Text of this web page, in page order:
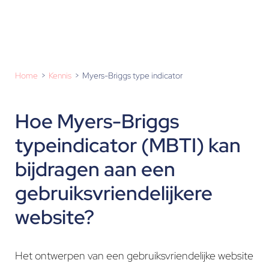
Home Kennis Myers-Briggs type indicator
Hoe Myers-Briggs
typeindicator (MBTI) kan
bijdragen aan een
gebruiksvriendelijkere
website?
Het ontwerpen van een gebruiksvriendelijke website